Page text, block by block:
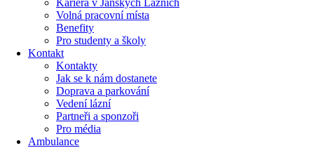
Kariéra v Janských Lázních
Volná pracovní místa
Benefity
Pro studenty a školy
Kontakt
Kontakty
Jak se k nám dostanete
Doprava a parkování
Vedení lázní
Partneři a sponzoři
Pro média
Ambulance